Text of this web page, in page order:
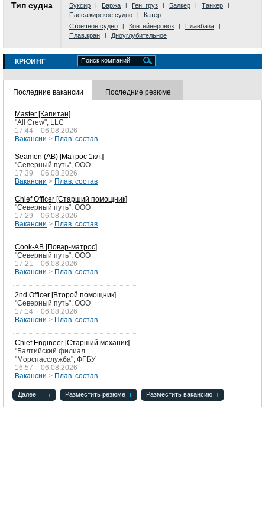
НИКОЛАЙ ЧУДОТВОРЕЦ
ДОРОЖНИК
Грузопассажирское судно
ИРТЫШ-2503
Дноуглубительное
Тип судна Буксир | Баржа | Ген. груз | Балкер | Танкер |
Пассажирское судно |
Катер
Стоечное судно
| Контейнеровоз | Плавбаза |
Плав.кран | Дноуглубительное
Последние вакансии Последние резюме
Master [Капитан]
"All Crew", LLC
17.44
06.08.2026
Вакансии > Плав. состав
Seamen (AB) [Матрос 1кл.]
"Северный путь", ООО
17.39
06.08.2026
Вакансии > Плав. состав
Chief Officer [Старший помощник]
"Северный путь", ООО
17.29
06.08.2026
Вакансии > Плав. состав
Cook-AB [Повар-матрос]
"Северный путь", ООО
17.21
06.08.2026
Вакансии > Плав. состав
2nd Officer [Второй помощник]
"Северный путь", ООО
17.14
06.08.2026
Вакансии > Плав. состав
Chief Engineer [Старший механик]
"Балтийский филиал
"Морспасслужба", ФГБУ
16.57
06.08.2026
Вакансии > Плав. состав
Далее Разместить резюме Разместить вакансию
КРЮИНГ Поиск компаний